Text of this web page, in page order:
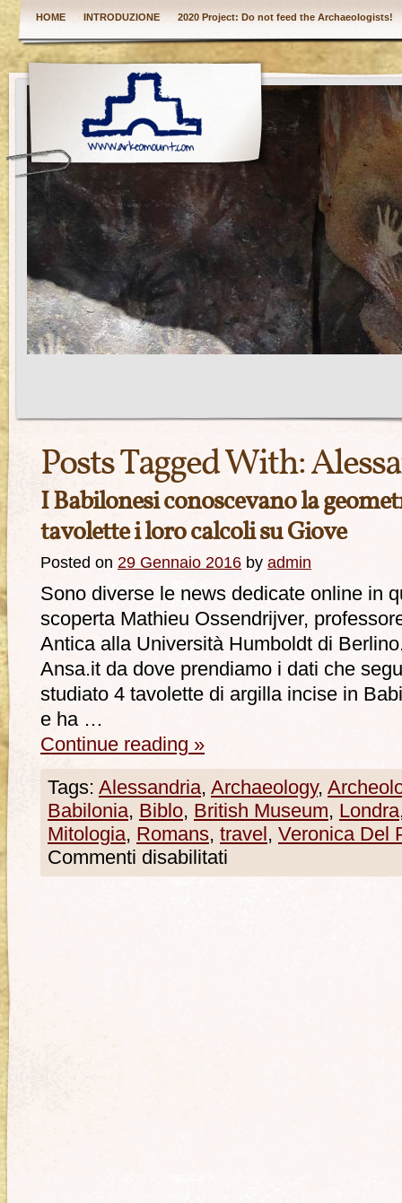
HOME INTRODUZIONE 2020 Project: Do not feed the Archaeologists!
Posts Tagged With:
I Babilonesi conoscevano la
tavolette i loro calcoli su Giove
Posted on 29 Gennaio 2016 by admin
Sono diverse le news dedicate online in
scoperta Mathieu Ossendrijver,
Antica alla Università Humboldt di
Ansa.it da dove prendiamo i dati che
studiato 4 tavolette di argilla incise in
e ha …
Continue reading »
Tags: Alessandria, Archaeology,
Babilonia, Biblo, British Museum, Londra
Mitologia, Romans, travel , Veronica Del
Commenti disabilitati